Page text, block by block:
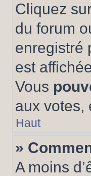
Cliquez
du forum
enregistré
est
Vous
aux votes,
Haut
»
A moins